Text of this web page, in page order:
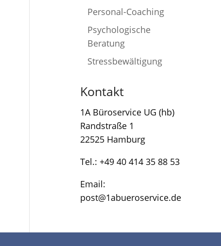
Personal-Coaching
Psychologische
Beratung
Stressbewältigung
Kontakt
1A Büroservice UG (hb)
Randstraße 1
22525 Hamburg
Tel.: +49 40 414 35 88 53
Email:
post@1abueroservice.de